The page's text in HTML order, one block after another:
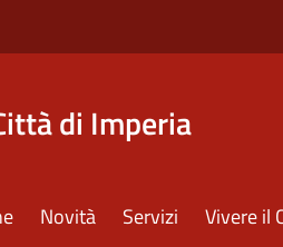
di Imperia
Novità Servizi Vivere il